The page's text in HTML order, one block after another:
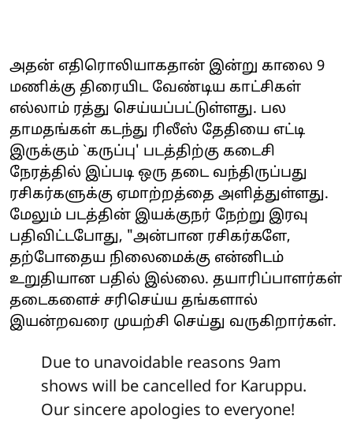
அதன் எதிரொலியாகதான் இன்று காலை 9
மணிக்கு திரையிட வேண்டிய காட்சிகள்
எல்லாம் ரத்து செய்யப்பட்டுள்ளது. பல
தாமதங்கள் கடந்து ரிலீஸ் தேதியை எட்டி
இருக்கும் `கருப்பு' படத்திற்கு கடைசி
நேரத்தில் இப்படி ஒரு தடை வந்திருப்பது
ரசிகர்களுக்கு ஏமாற்றத்தை அளித்துள்ளது.
மேலும் படத்தின் இயக்குநர் நேற்று இரவு
பதிவிட்டபோது, "அன்பான ரசிகர்களே,
தற்போதைய நிலைமைக்கு என்னிடம்
உறுதியான பதில் இல்லை. தயாரிப்பாளர்கள்
தடைகளைச் சரிசெய்ய தங்களால்
இயன்றவரை முயற்சி செய்து வருகிறார்கள்.
Due to unavoidable reasons 9am
shows will be cancelled for Karuppu.
Our sincere apologies to everyone!